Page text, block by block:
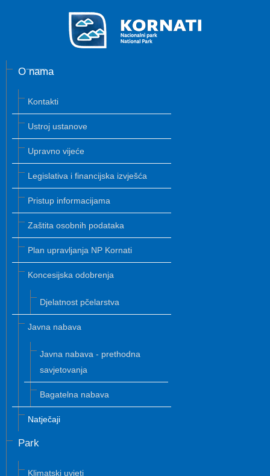
O nama
Kontakti
Ustroj ustanove
Upravno vijeće
Legislativa i financijska izvješća
Pristup informacijama
Zaštita osobnih podataka
Plan upravljanja NP Kornati
Koncesijska odobrenja
Djelatnost pčelarstva
Javna nabava
Javna nabava - prethodna
savjetovanja
Bagatelna nabava
Natječaji
Park
Klimatski uvjeti